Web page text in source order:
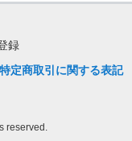
録
特定商取引に関する表記
reserved.